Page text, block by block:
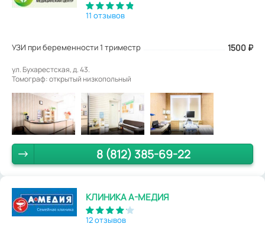
11 отзывов
УЗИ при беременности 1 триместр 1500 ₽
ул. Бухарестская, д. 43.
Томограф: открытый низкопольный
8 (812) 385-69-22
КЛИНИКА А-МЕДИЯ
12 отзывов